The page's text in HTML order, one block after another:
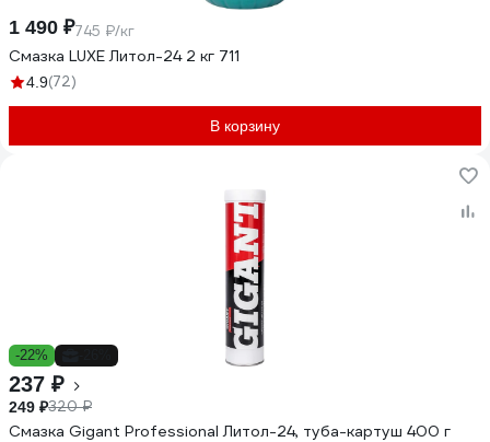
1 490 ₽745 ₽/кг
Смазка LUXЕ Литол-24 2 кг 711
4.9(72)
В корзину
-22%
237 ₽
249 ₽320 ₽
Смазка Gigant Professional Литол-24, туба-картуш 400 г